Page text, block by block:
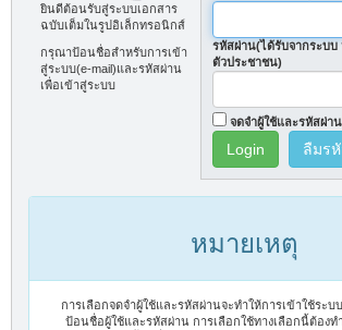
รหัสผ่าน(ได้รับจากระบบ
ตัวประชาชน)
จดจำผู้ใช้และรหัสผ่า
ลืมร
ยินดีต้อนรับสู่ระบบเอกสาร
ฉบับเต็มในรูปอิเล็กทรอนิกส์
กรุณาป้อนชื่อสำหรับการเข้า
สู่ระบบ(e-mail)และรหัสผ่าน
เพื่อเข้าสู่ระบบ
หมายเหตุ
การเลือกจดจำผู้ใช้และรหัสผ่านจะทำให้การเข้าใช้ระบ
ป้อนชื่อผู้ใช้และรหัสผ่าน การเลือกใช้ทางเลือกนี้ต้องท